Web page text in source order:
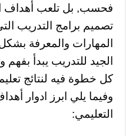
فحسب, بل تلعب أهداف
تصميم برامج التدريب
المهارات والمعرفة
الجيد للتدريب يبدأ
كل خطوة فيه لنتائج
وفيما يلي ابرز ادوار
التعليمي: